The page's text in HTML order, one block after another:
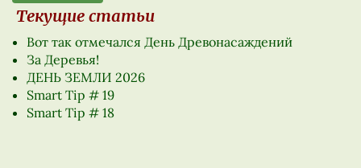
Текущие статьи
Вот так отмечался День Древонасаждений
За Деревья!
ДЕНЬ ЗЕМЛИ 2026
Smart Tip # 19
Smart Tip # 18